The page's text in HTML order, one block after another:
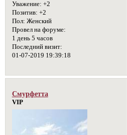
Уважение: +2
Позитив: +2
Пол: Женский
Провел на форуме:
1 день 5 часов
Последний визит:
01-07-2019 19:39:18
Смурфетта
VIP